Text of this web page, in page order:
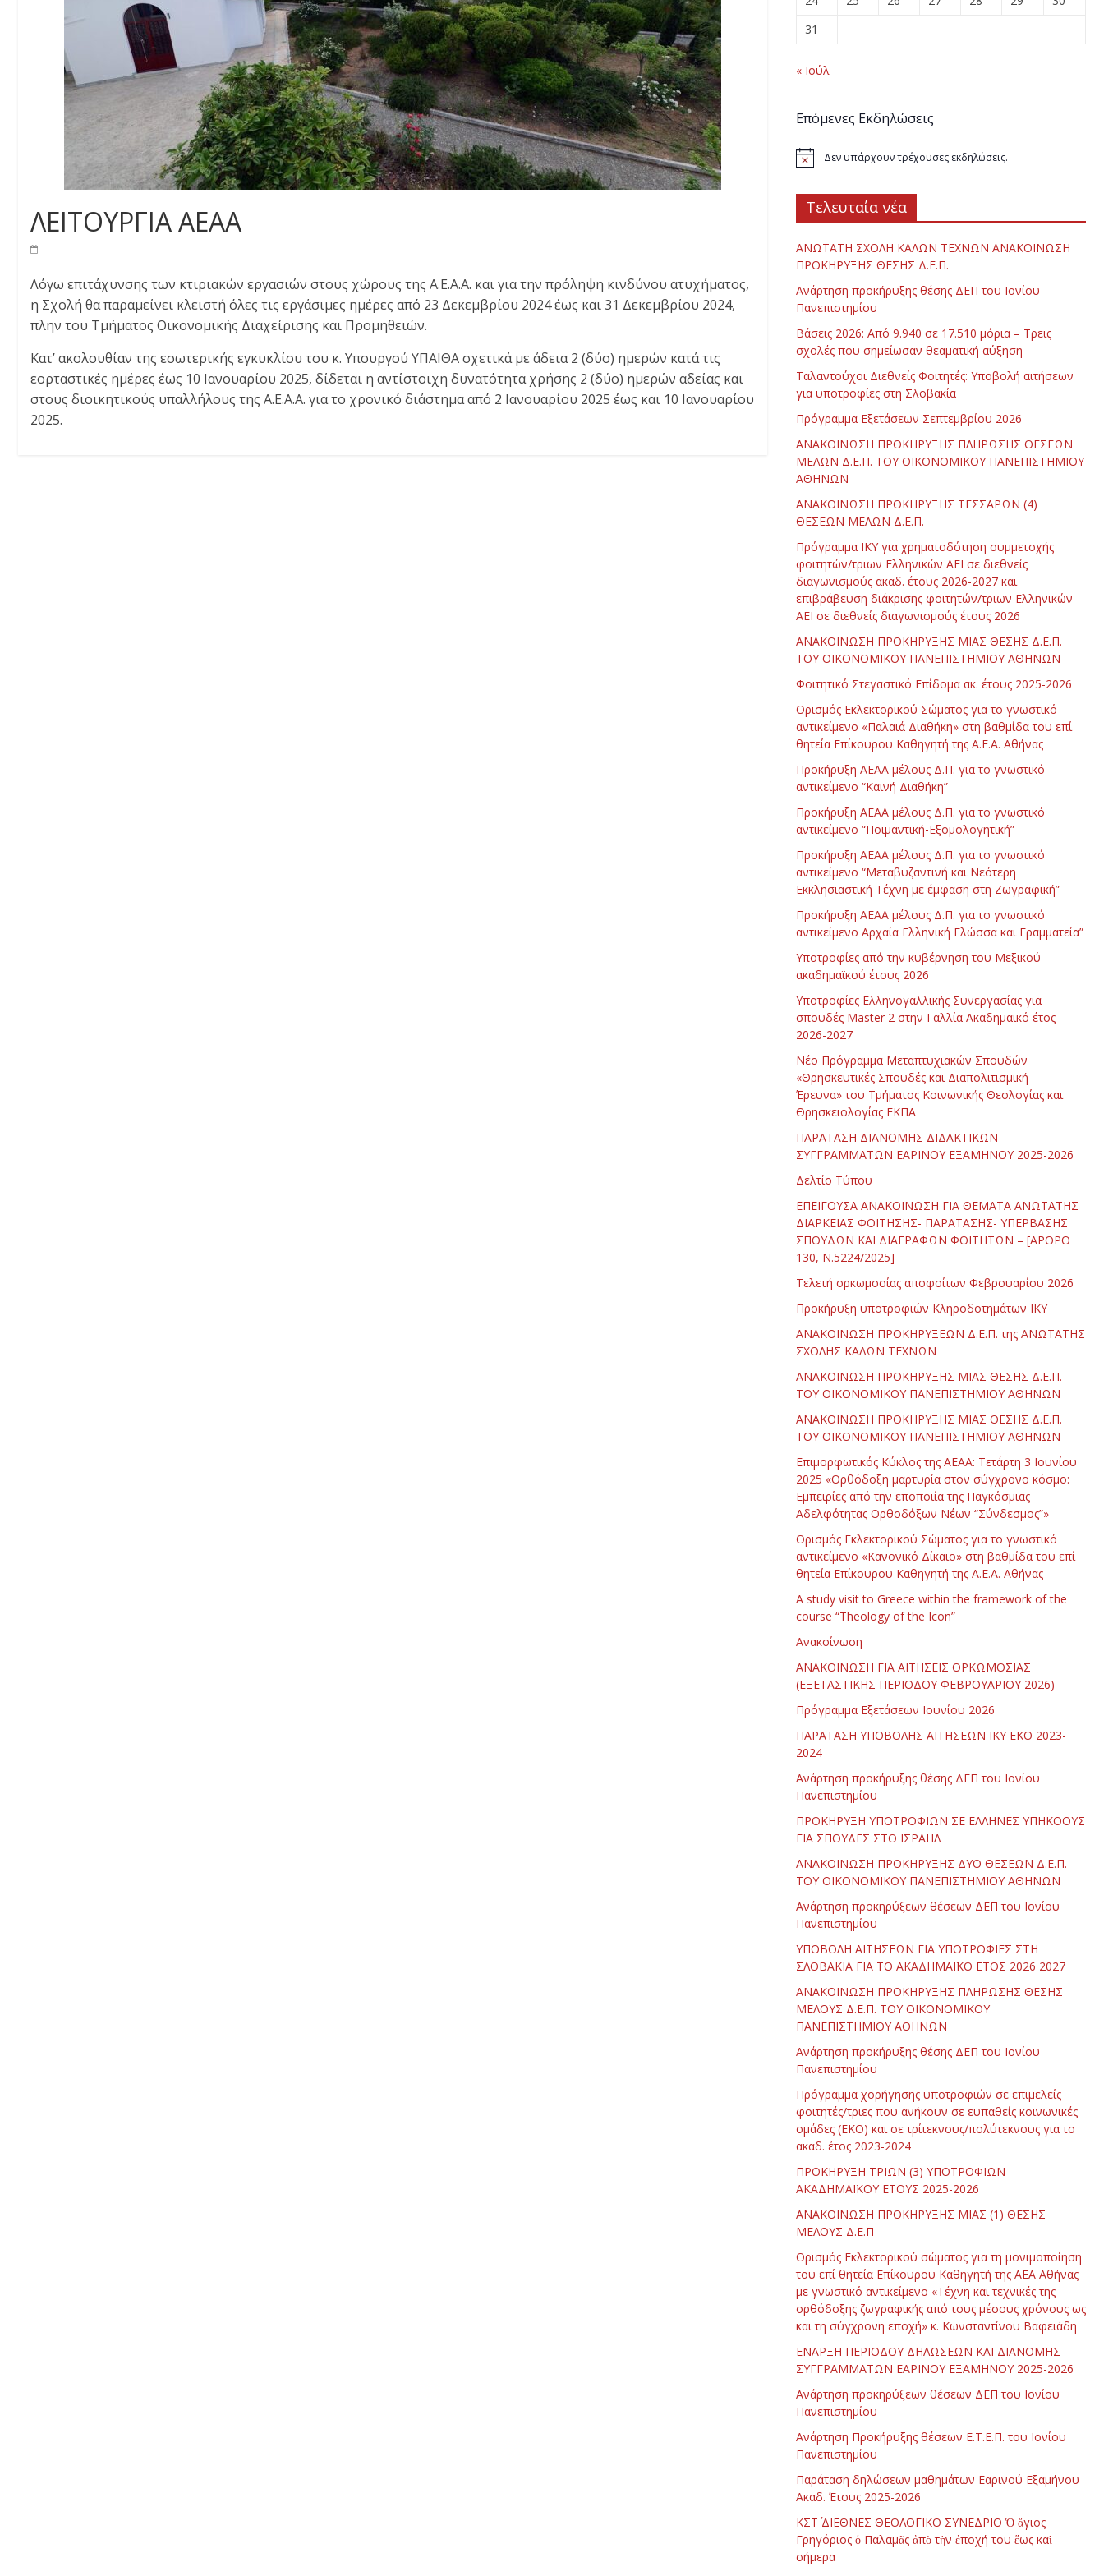
ΛΕΙΤΟΥΡΓΙΑ ΑΕΑΑ
Λόγω επιτάχυνσης των κτιριακών εργασιών στους χώρους της Α.Ε.Α.Α. και για την πρόληψη κινδύνου ατυχήματος,
η Σχολή θα παραμείνει κλειστή όλες τις εργάσιμες ημέρες από 23 Δεκεμβρίου 2024 έως και 31 Δεκεμβρίου 2024,
πλην του Τμήματος Οικονομικής Διαχείρισης και Προμηθειών.
Κατ’ ακολουθίαν της εσωτερικής εγκυκλίου του κ. Υπουργού ΥΠΑΙΘΑ σχετικά με άδεια 2 (δύο) ημερών κατά τις
εορταστικές ημέρες έως 10 Ιανουαρίου 2025, δίδεται η αντίστοιχη δυνατότητα χρήσης 2 (δύο) ημερών αδείας και
στους διοικητικούς υπαλλήλους της Α.Ε.Α.Α. για το χρονικό διάστημα από 2 Ιανουαρίου 2025 έως και 10 Ιανουαρίου
2025.
31
« Ιούλ
Επόμενες Εκδηλώσεις
Δεν υπάρχουν τρέχουσες εκδηλώσεις.
Τελευταία νέα
ΑΝΩΤΑΤΗ ΣΧΟΛΗ ΚΑΛΩΝ ΤΕΧΝΩΝ ΑΝΑΚΟΙΝΩΣΗ
ΠΡΟΚΗΡΥΞΗΣ ΘΕΣΗΣ Δ.Ε.Π.
Ανάρτηση προκήρυξης θέσης ΔΕΠ του Ιονίου
Πανεπιστημίου
Βάσεις 2026: Από 9.940 σε 17.510 μόρια – Τρεις
σχολές που σημείωσαν θεαματική αύξηση
Ταλαντούχοι Διεθνείς Φοιτητές: Υποβολή αιτήσεων
για υποτροφίες στη Σλοβακία
Πρόγραμμα Εξετάσεων Σεπτεμβρίου 2026
ΑΝΑΚΟΙΝΩΣΗ ΠΡΟΚΗΡΥΞΗΣ ΠΛΗΡΩΣΗΣ ΘΕΣΕΩΝ
ΜΕΛΩΝ Δ.Ε.Π. ΤΟΥ ΟΙΚΟΝΟΜΙΚΟΥ ΠΑΝΕΠΙΣΤΗΜΙΟΥ
ΑΘΗΝΩΝ
ΑΝΑΚΟΙΝΩΣΗ ΠΡΟΚΗΡΥΞΗΣ ΤΕΣΣΑΡΩΝ (4)
ΘΕΣΕΩΝ ΜΕΛΩΝ Δ.Ε.Π.
Πρόγραμμα ΙΚΥ για χρηματοδότηση συμμετοχής
φοιτητών/τριων Ελληνικών ΑΕΙ σε διεθνείς
διαγωνισμούς ακαδ. έτους 2026-2027 και
επιβράβευση διάκρισης φοιτητών/τριων Ελληνικών
ΑΕΙ σε διεθνείς διαγωνισμούς έτους 2026
ΑΝΑΚΟΙΝΩΣΗ ΠΡΟΚΗΡΥΞΗΣ ΜΙΑΣ ΘΕΣΗΣ Δ.Ε.Π.
ΤΟΥ ΟΙΚΟΝΟΜΙΚΟΥ ΠΑΝΕΠΙΣΤΗΜΙΟΥ ΑΘΗΝΩΝ
Φοιτητικό Στεγαστικό Επίδομα ακ. έτους 2025-2026
Ορισμός Εκλεκτορικού Σώματος για το γνωστικό
αντικείμενο «Παλαιά Διαθήκη» στη βαθμίδα του επί
θητεία Επίκουρου Καθηγητή της Α.Ε.Α. Αθήνας
Προκήρυξη ΑΕΑΑ μέλους Δ.Π. για το γνωστικό
αντικείμενο “Καινή Διαθήκη”
Προκήρυξη ΑΕΑΑ μέλους Δ.Π. για το γνωστικό
αντικείμενο “Ποιμαντική-Εξομολογητική”
Προκήρυξη ΑΕΑΑ μέλους Δ.Π. για το γνωστικό
αντικείμενο “Μεταβυζαντινή και Νεότερη
Εκκλησιαστική Τέχνη με έμφαση στη Ζωγραφική”
Προκήρυξη ΑΕΑΑ μέλους Δ.Π. για το γνωστικό
αντικείμενο Αρχαία Ελληνική Γλώσσα και Γραμματεία”
Υποτροφίες από την κυβέρνηση του Μεξικού
ακαδημαϊκού έτους 2026
Υποτροφίες Ελληνογαλλικής Συνεργασίας για
σπουδές Master 2 στην Γαλλία Ακαδημαϊκό έτος
2026-2027
Νέο Πρόγραμμα Μεταπτυχιακών Σπουδών
«Θρησκευτικές Σπουδές και Διαπολιτισμική
Έρευνα» του Τμήματος Κοινωνικής Θεολογίας και
Θρησκειολογίας ΕΚΠΑ
ΠΑΡΑΤΑΣΗ ΔΙΑΝΟΜΗΣ ΔΙΔΑΚΤΙΚΩΝ
ΣΥΓΓΡΑΜΜΑΤΩΝ ΕΑΡΙΝΟΥ ΕΞΑΜΗΝΟΥ 2025-2026
Δελτίο Τύπου
ΕΠΕΙΓΟΥΣΑ ΑΝΑΚΟΙΝΩΣΗ ΓΙΑ ΘΕΜΑΤΑ ΑΝΩΤΑΤΗΣ
ΔΙΑΡΚΕΙΑΣ ΦΟΙΤΗΣΗΣ- ΠΑΡΑΤΑΣΗΣ- ΥΠΕΡΒΑΣΗΣ
ΣΠΟΥΔΩΝ ΚΑΙ ΔΙΑΓΡΑΦΩΝ ΦΟΙΤΗΤΩΝ – [ΑΡΘΡΟ
130, Ν.5224/2025]
Τελετή ορκωμοσίας αποφοίτων Φεβρουαρίου 2026
Προκήρυξη υποτροφιών Κληροδοτημάτων ΙΚΥ
ΑΝΑΚΟΙΝΩΣΗ ΠΡΟΚΗΡΥΞΕΩΝ Δ.Ε.Π. της ΑΝΩΤΑΤΗΣ
ΣΧΟΛΗΣ ΚΑΛΩΝ ΤΕΧΝΩΝ
ΑΝΑΚΟΙΝΩΣΗ ΠΡΟΚΗΡΥΞΗΣ ΜΙΑΣ ΘΕΣΗΣ Δ.Ε.Π.
ΤΟΥ ΟΙΚΟΝΟΜΙΚΟΥ ΠΑΝΕΠΙΣΤΗΜΙΟΥ ΑΘΗΝΩΝ
ΑΝΑΚΟΙΝΩΣΗ ΠΡΟΚΗΡΥΞΗΣ ΜΙΑΣ ΘΕΣΗΣ Δ.Ε.Π.
ΤΟΥ ΟΙΚΟΝΟΜΙΚΟΥ ΠΑΝΕΠΙΣΤΗΜΙΟΥ ΑΘΗΝΩΝ
Επιμορφωτικός Κύκλος της ΑΕΑΑ: Τετάρτη 3 Ιουνίου
2025 «Ορθόδοξη μαρτυρία στον σύγχρονο κόσμο:
Εμπειρίες από την εποποιία της Παγκόσμιας
Αδελφότητας Ορθοδόξων Νέων “Σύνδεσμος”»
Ορισμός Εκλεκτορικού Σώματος για το γνωστικό
αντικείμενο «Κανονικό Δίκαιο» στη βαθμίδα του επί
θητεία Επίκουρου Καθηγητή της Α.Ε.Α. Αθήνας
Α study visit to Greece within the framework of the
course “Theology of the Icon”
Ανακοίνωση
ΑΝΑΚΟΙΝΩΣΗ ΓΙΑ ΑΙΤΗΣΕΙΣ ΟΡΚΩΜΟΣΙΑΣ
(ΕΞΕΤΑΣΤΙΚΗΣ ΠΕΡΙΟΔΟΥ ΦΕΒΡΟΥΑΡΙΟΥ 2026)
Πρόγραμμα Εξετάσεων Ιουνίου 2026
ΠΑΡΑΤΑΣΗ ΥΠΟΒΟΛΗΣ ΑΙΤΗΣΕΩΝ ΙΚΥ ΕΚΟ 2023-
2024
Ανάρτηση προκήρυξης θέσης ΔΕΠ του Ιονίου
Πανεπιστημίου
ΠΡΟΚΗΡΥΞΗ ΥΠΟΤΡΟΦΙΩΝ ΣΕ ΕΛΛΗΝΕΣ ΥΠΗΚΟΟΥΣ
ΓΙΑ ΣΠΟΥΔΕΣ ΣΤΟ ΙΣΡΑΗΛ
ΑΝΑΚΟΙΝΩΣΗ ΠΡΟΚΗΡΥΞΗΣ ΔΥΟ ΘΕΣΕΩΝ Δ.Ε.Π.
ΤΟΥ ΟΙΚΟΝΟΜΙΚΟΥ ΠΑΝΕΠΙΣΤΗΜΙΟΥ ΑΘΗΝΩΝ
Ανάρτηση προκηρύξεων θέσεων ΔΕΠ του Ιονίου
Πανεπιστημίου
ΥΠΟΒΟΛΗ ΑΙΤΗΣΕΩΝ ΓΙΑ ΥΠΟΤΡΟΦΙΕΣ ΣΤΗ
ΣΛΟΒΑΚΙΑ ΓΙΑ ΤΟ ΑΚΑΔΗΜΑΪΚΟ ΕΤΟΣ 2026 2027
ΑΝΑΚΟΙΝΩΣΗ ΠΡΟΚΗΡΥΞΗΣ ΠΛΗΡΩΣΗΣ ΘΕΣΗΣ
ΜΕΛΟΥΣ Δ.Ε.Π. ΤΟΥ ΟΙΚΟΝΟΜΙΚΟΥ
ΠΑΝΕΠΙΣΤΗΜΙΟΥ ΑΘΗΝΩΝ
Ανάρτηση προκήρυξης θέσης ΔΕΠ του Ιονίου
Πανεπιστημίου
Πρόγραμμα χορήγησης υποτροφιών σε επιμελείς
φοιτητές/τριες που ανήκουν σε ευπαθείς κοινωνικές
ομάδες (ΕΚΟ) και σε τρίτεκνους/πολύτεκνους για το
ακαδ. έτος 2023-2024
ΠΡΟΚΗΡΥΞΗ ΤΡΙΩΝ (3) ΥΠΟΤΡΟΦΙΩΝ
ΑΚΑΔΗΜΑΪΚΟΥ ΕΤΟΥΣ 2025-2026
ΑΝΑΚΟΙΝΩΣΗ ΠΡΟΚΗΡΥΞΗΣ ΜΙΑΣ (1) ΘΕΣΗΣ
ΜΕΛΟΥΣ Δ.Ε.Π
Ορισμός Εκλεκτορικού σώματος για τη μονιμοποίηση
του επί θητεία Επίκουρου Καθηγητή της ΑΕΑ Αθήνας
με γνωστικό αντικείμενο «Τέχνη και τεχνικές της
ορθόδοξης ζωγραφικής από τους μέσους χρόνους ως
και τη σύγχρονη εποχή» κ. Κωνσταντίνου Βαφειάδη
ΕΝΑΡΞΗ ΠΕΡΙΟΔΟΥ ΔΗΛΩΣΕΩΝ ΚΑΙ ΔΙΑΝΟΜΗΣ
ΣΥΓΓΡΑΜΜΑΤΩΝ ΕΑΡΙΝΟΥ ΕΞΑΜΗΝΟΥ 2025-2026
Ανάρτηση προκηρύξεων θέσεων ΔΕΠ του Ιονίου
Πανεπιστημίου
Ανάρτηση Προκήρυξης θέσεων Ε.Τ.Ε.Π. του Ιονίου
Πανεπιστημίου
Παράταση δηλώσεων μαθημάτων Εαρινού Εξαμήνου
Ακαδ. Έτους 2025-2026
ΚΣΤ΄ ΔΙΕΘΝΕΣ ΘΕΟΛΟΓΙΚΟ ΣΥΝΕΔΡΙΟ Ὁ ἅγιος
Γρηγόριος ὁ Παλαμᾶς ἀπὸ τὴν ἐποχή του ἕως καὶ
σήμερα